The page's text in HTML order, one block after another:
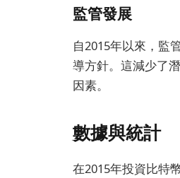
監管發展
自2015年以來，監
導方針。這減少了
因素。
數據與統計
在2015年投資比特